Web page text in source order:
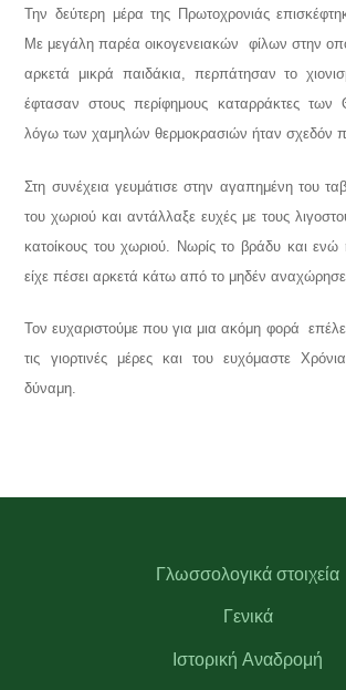
Την δεύτερη μέρα της Πρωτοχρονιάς
Με μεγάλη παρέα οικογενειακών φίλων στην
αρκετά μικρά παιδάκια, περπάτησαν το
έφτασαν στους περίφημους καταρράκτες
λόγω των χαμηλών θερμοκρασιών ήταν σχεδόν
Στη συνέχεια γευμάτισε στην αγαπημένη του
του χωριού και αντάλλαξε ευχές με τους
κατοίκους του χωριού. Νωρίς το βράδυ και ενώ
είχε πέσει αρκετά κάτω από το μηδέν αναχώρησε
Τον ευχαριστούμε που για μια ακόμη φορά
τις γιορτινές μέρες και του ευχόμαστε
δύναμη.
Γλωσσολογικά στοιχεία
Γενικά
Ιστορική Αναδρομή